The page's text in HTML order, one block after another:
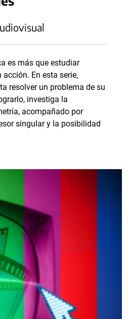
es más que estudiar
En esta serie,
resolver un problema de su
investiga la
acompañado por
singular y la posibilidad